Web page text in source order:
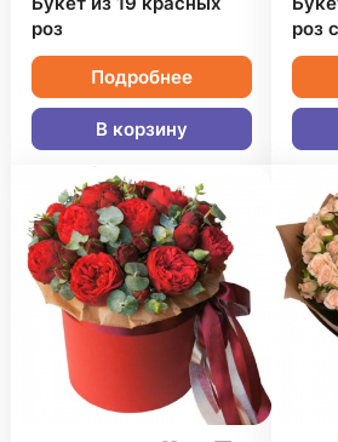
роз
Подробнее
В корзину
роз